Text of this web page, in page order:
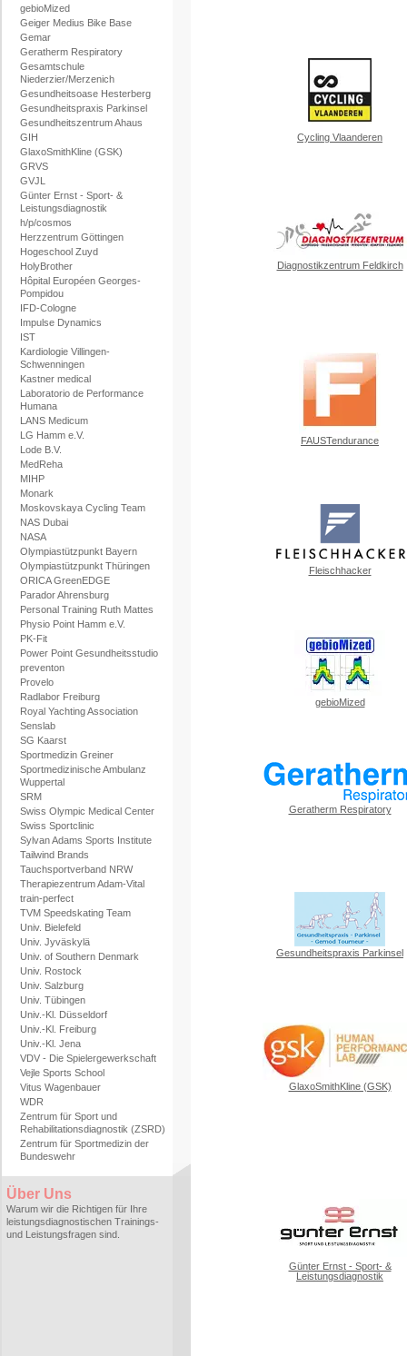
gebioMized
Geiger Medius Bike Base
Gemar
Geratherm Respiratory
Gesamtschule
Niederzier/Merzenich
Gesundheitsoase Hesterberg
Gesundheitspraxis Parkinsel
Gesundheitszentrum Ahaus
GIH
GlaxoSmithKline (GSK)
GRVS
GVJL
Günter Ernst - Sport- &
Leistungsdiagnostik
h/p/cosmos
Herzzentrum Göttingen
Hogeschool Zuyd
HolyBrother
Hôpital Européen Georges-
Pompidou
IFD-Cologne
Impulse Dynamics
IST
Kardiologie Villingen-
Schwenningen
Kastner medical
Laboratorio de Performance
Humana
LANS Medicum
LG Hamm e.V.
Lode B.V.
MedReha
MIHP
Monark
Moskovskaya Cycling Team
NAS Dubai
NASA
Olympiastützpunkt Bayern
Olympiastützpunkt Thüringen
ORICA GreenEDGE
Parador Ahrensburg
Personal Training Ruth Mattes
Physio Point Hamm e.V.
PK-Fit
Power Point Gesundheitsstudio
preventon
Provelo
Radlabor Freiburg
Royal Yachting Association
Senslab
SG Kaarst
Sportmedizin Greiner
Sportmedizinische Ambulanz
Wuppertal
SRM
Swiss Olympic Medical Center
Swiss Sportclinic
Sylvan Adams Sports Institute
Tailwind Brands
Tauchsportverband NRW
Therapiezentrum Adam-Vital
train-perfect
TVM Speedskating Team
Univ. Bielefeld
Univ. Jyväskylä
Univ. of Southern Denmark
Univ. Rostock
Univ. Salzburg
Univ. Tübingen
Univ.-Kl. Düsseldorf
Univ.-Kl. Freiburg
Univ.-Kl. Jena
VDV - Die Spielergewerkschaft
Vejle Sports School
Vitus Wagenbauer
WDR
Zentrum für Sport und
Rehabilitationsdiagnostik (ZSRD)
Zentrum für Sportmedizin der
Bundeswehr
Über Uns
Warum wir die Richtigen für Ihre
leistungsdiagnostischen Trainings-
und Leistungsfragen sind.
Cycling Vlaanderen
Diagnostikzentrum Feldkirch
FAUSTendurance
Fleischhacker
gebioMized
Geratherm Respiratory
Gesundheitspraxis Parkinsel
GlaxoSmithKline (GSK)
Günter Ernst - Sport- &
Leistungsdiagnostik